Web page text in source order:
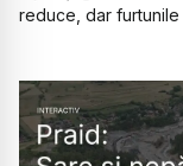
reduce, dar furtunile